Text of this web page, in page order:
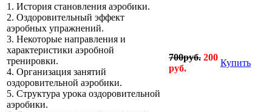
1. История становления аэробики.
2. Оздоровительный эффект
аэробных упражнений.
3. Некоторые направления и
характеристики аэробной
тренировки.
4. Организация занятий
оздоровительной аэробики.
5. Структура урока оздоровительной
аэробики.
700руб. 200
руб.
Купить